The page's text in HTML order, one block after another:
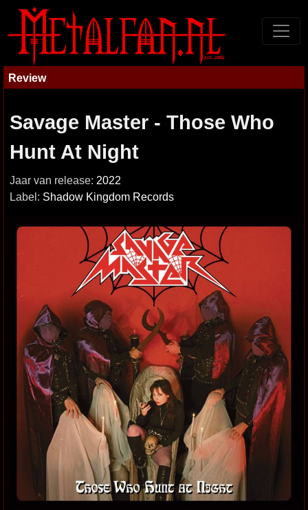
Review
Savage Master - Those Who
Hunt At Night
Jaar van release: 2022
Label: Shadow Kingdom Records